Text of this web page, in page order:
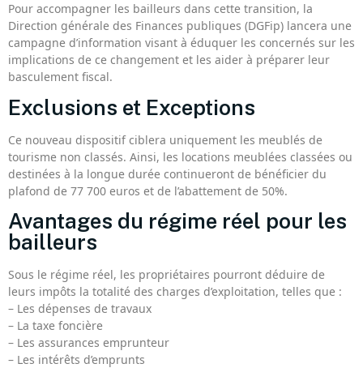
Pour accompagner les bailleurs dans cette transition, la
Direction générale des Finances publiques (DGFip) lancera une
campagne d’information visant à éduquer les concernés sur les
implications de ce changement et les aider à préparer leur
basculement fiscal.
Exclusions et Exceptions
Ce nouveau dispositif ciblera uniquement les meublés de
tourisme non classés. Ainsi, les locations meublées classées ou
destinées à la longue durée continueront de bénéficier du
plafond de 77 700 euros et de l’abattement de 50%.
Avantages du régime réel pour les
bailleurs
Sous le régime réel, les propriétaires pourront déduire de
leurs impôts la totalité des charges d’exploitation, telles que :
– Les dépenses de travaux
– La taxe foncière
– Les assurances emprunteur
– Les intérêts d’emprunts